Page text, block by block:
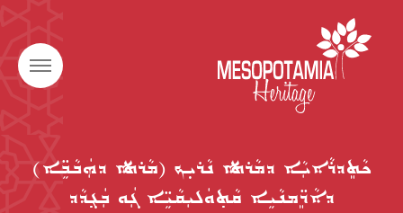
ܟܵܬܸܕܪܵܐܝܼܵܐ ܕܡܵܪܬܐ ܢܵܪܝ̣ܟ (ܡܵܪܬܐ ܕܗܲܒܵܒܹ̈ܐ)
ܕܐܵܖܸ̈ܡܢܵܝܹܐ ܩܵܬ݂ܘܿܠܝܼܩܵܝܹ̈ܐ ܓܲܘ ܒܲܓ݂ܕܵܕ